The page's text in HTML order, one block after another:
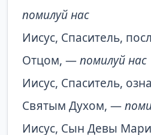
помилуй нас
Иисус, Спаситель,
Отцом, —помилуй нас
Иисус, Спаситель,
Святым Духом, —
Иисус, Сын Девы